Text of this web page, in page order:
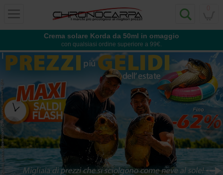
Crema solare Korda da 50ml in omaggio
con qualsiasi ordine superiore a 99€.